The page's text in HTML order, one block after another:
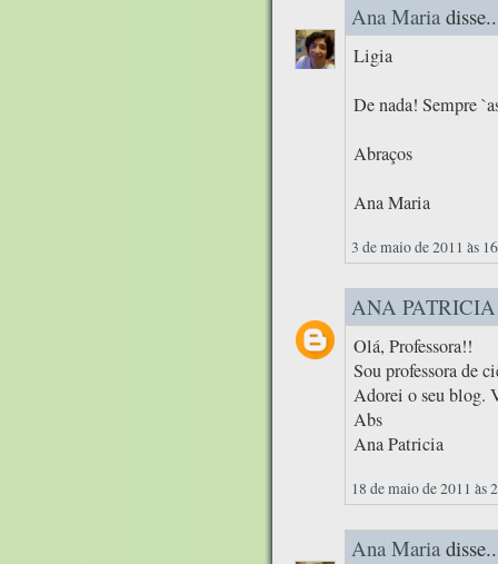
Ana Maria
Ligia
De nada! Sempre
Abraços
Ana Maria
3 de maio de 2011 às
ANA PATRICIA
Olá, Professora!!
Sou professora de
Adorei o seu blog.
Abs
Ana Patricia
18 de maio de 2011 às
Ana Maria